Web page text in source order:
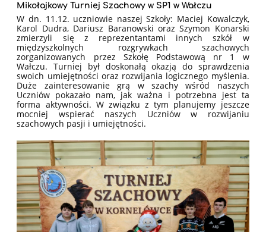
Mikołajkowy Turniej Szachowy w SP1 w Wałczu
W dn. 11.12. uczniowie naszej Szkoły: Maciej Kowalczyk,
Karol Dudra, Dariusz Baranowski oraz Szymon Konarski
zmierzyli się z reprezentantami innych szkół w
międzyszkolnych rozgrywkach szachowych
zorganizowanych przez Szkołę Podstawową nr 1 w
Wałczu. Turniej był doskonałą okazją do sprawdzenia
swoich umiejętności oraz rozwijania logicznego myślenia.
Duże zainteresowanie grą w szachy wśród naszych
Uczniów pokazało nam, jak ważna i potrzebna jest ta
forma aktywności. W związku z tym planujemy jeszcze
mocniej wspierać naszych Uczniów w rozwijaniu
szachowych pasji i umiejętności.